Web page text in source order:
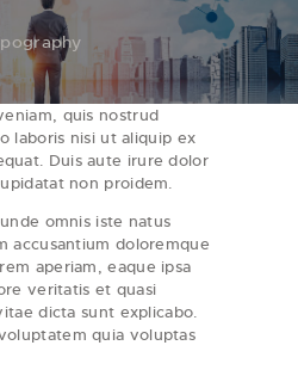
quis nostrud
laboris nisi ut aliquip ex
Duis aute irure dolor
non proidem.
omnis iste natus
accusantium doloremque
aperiam, eaque ipsa
veritatis et quasi
dicta sunt explicabo.
quia voluptas